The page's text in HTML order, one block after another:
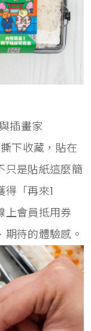
插畫家
下收藏，貼在
只是貼紙這麼簡
「再來1
上會員抵用券
待的體驗感。